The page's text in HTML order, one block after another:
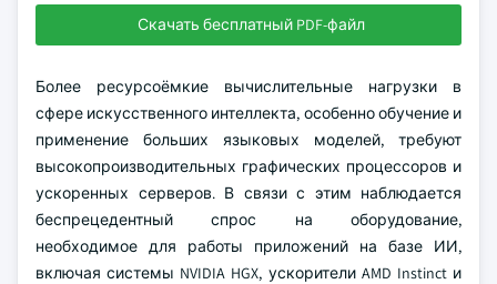
Скачать бесплатный PDF-файл
Более ресурсоёмкие вычислительные нагрузки в
сфере искусственного интеллекта, особенно обучение и
применение больших языковых моделей, требуют
высокопроизводительных графических процессоров и
ускоренных серверов. В связи с этим наблюдается
беспрецедентный спрос на оборудование,
необходимое для работы приложений на базе ИИ,
включая системы NVIDIA HGX, ускорители AMD Instinct и